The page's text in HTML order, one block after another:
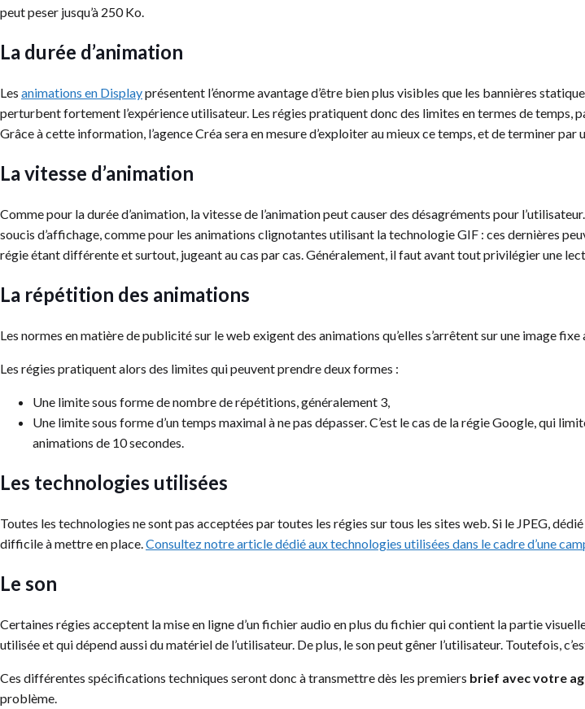
peut peser jusqu’à 250 Ko.
La durée d’animation
Les animations en Displayprésentent l’énorme avantage d’être bien plus visibles que les bannières
perturbent fortement l’expérience utilisateur. Les régies pratiquent donc des limites en termes de temps,
Grâce à cette information, l’agence Créa sera en mesure d’exploiter au mieux ce temps, et de terminer
La vitesse d’animation
Comme pour la durée d’animation, la vitesse de l’animation peut causer des désagréments pour
soucis d’affichage, comme pour les animations clignotantes utilisant la technologie GIF : ces dernières
régie étant différente et surtout, jugeant au cas par cas. Généralement, il faut avant tout privilégier une
La répétition des animations
Les normes en matière de publicité sur le web exigent des animations qu’elles s’arrêtent sur une image fixe
Les régies pratiquent alors des limites qui peuvent prendre deux formes :
Une limite sous forme de nombre de répétitions, généralement 3,
Une limite sous forme d’un temps maximal à ne pas dépasser. C’est le cas de la régie Google, qui
animations de 10 secondes.
Les technologies utilisées
Toutes les technologies ne sont pas acceptées par toutes les régies sur tous les sites web. Si le JPEG,
difficile à mettre en place. Consultez notre article dédié aux technologies utilisées dans le cadre d’une
Le son
Certaines régies acceptent la mise en ligne d’un fichier audio en plus du fichier qui contient la partie
utilisée et qui dépend aussi du matériel de l’utilisateur. De plus, le son peut gêner l’utilisateur. Toutefois,
Ces différentes spécifications techniques seront donc à transmettre dès les premiers brief avec votre
problème.